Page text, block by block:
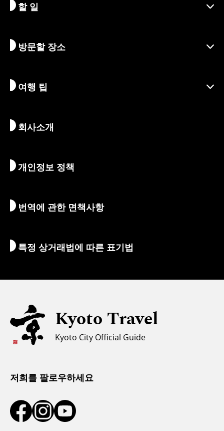
교토 알아보기
시즌별 정보
지속가능한 관광
할 일
여행 아이디어
액티비티
예술 & 문화
아침 & 밤
숙박 시설
방문할 장소
목적지
여정
여행 팁
교토 둘러보기
지도 및 도구
통역 가이드
환전/세금
유니버설 관광
무슬림을 위한 정보
날씨와 옷차림
회사소개
개인정보 정책
번역에 관한 면책사항
특정 상거래법에 따른 표기법
Kyoto Travel
Kyoto City Official Guide
저희를 팔로우하세요